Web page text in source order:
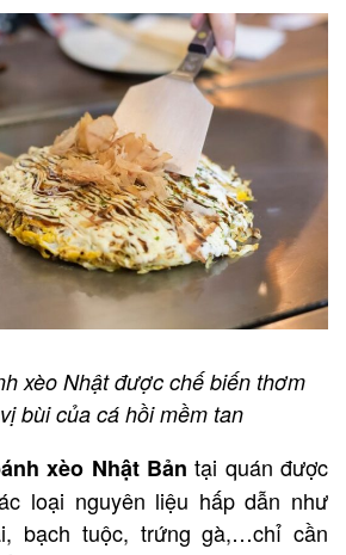
xèo Nhật được chế biến thơm
bùi của cá hồi mềm tan
xèo Nhật Bảntại quán được
loại nguyên liệu hấp dẫn như
bạch tuộc, trứng gà,…chỉ cần